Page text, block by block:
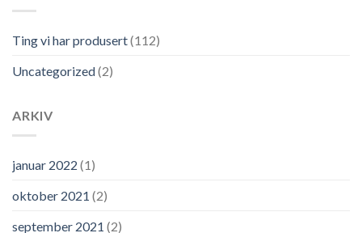
Ting vi har produsert(112)
Uncategorized(2)
ARKIV
januar 2022 (1)
oktober 2021 (2)
september 2021 (2)